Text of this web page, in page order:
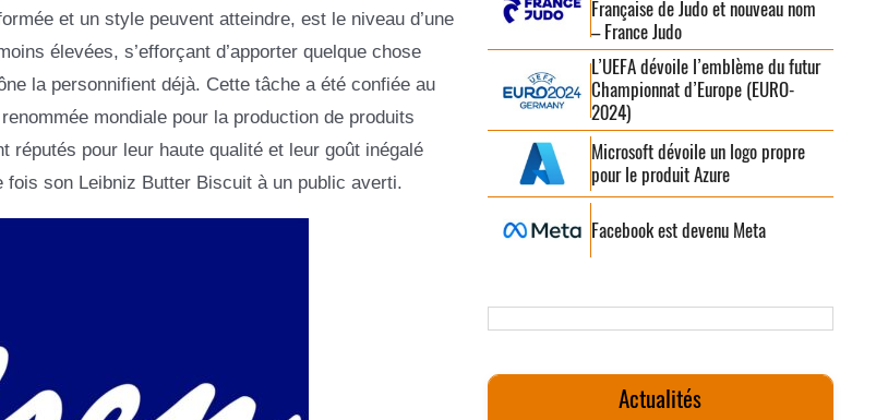
et un style peuvent atteindre, est le niveau d’une
élevées, s’efforçant d’apporter quelque chose
la personnifient déjà. Cette tâche a été confiée au
mondiale pour la production de produits
pour leur haute qualité et leur goût inégalé
son Leibniz Butter Biscuit à un public averti.
Française de Judo et nouveau nom
– France Judo
L’UEFA dévoile l’emblème du futur
Championnat d’Europe (EURO-
2024)
Microsoft dévoile un logo propre
pour le produit Azure
Facebook est devenu Meta
Actualités